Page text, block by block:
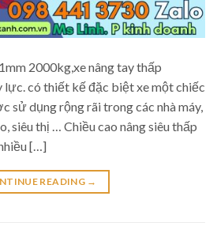
2000kg,xe nâng tay thấp
lực. có thiết kế đặc biệt xe một chiếc
sử dụng rộng rãi trong các nhà máy,
siêu thị … Chiều cao nâng siêu thấp
[…]
READING →